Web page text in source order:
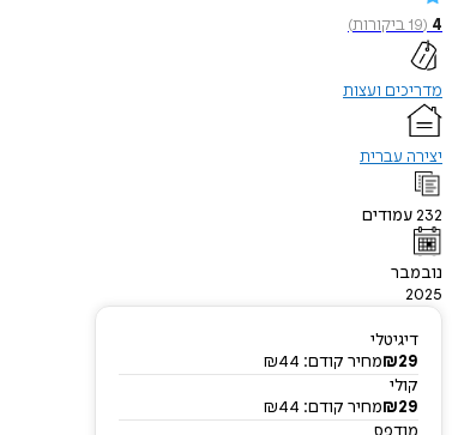
4
(
19ביקורות)
מדריכים ועצות
יצירה עברית
232עמודים
נובמבר
2025
דיגיטלי
₪29 מחיר קודם: ₪44
קולי
₪29 מחיר קודם: ₪44